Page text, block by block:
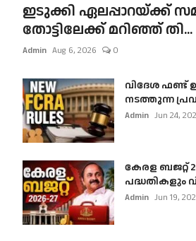
ഇടുക്കി ഏലപ്പാറയ്ക്ക്
തോട്ടിലേക്ക് മറിഞ്ഞ് തി...
Admin Aug 6, 2026 0
വിദേശ ഫണ്ട്
നടത്തുന്ന
Admin Jun 24,
കേരള ബജറ്റ്
പദ്ധതികളും
Admin Jun 19,